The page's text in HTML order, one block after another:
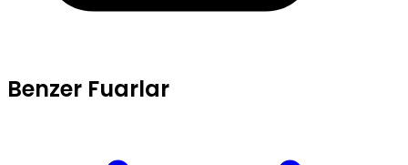
Benzer Fuarlar